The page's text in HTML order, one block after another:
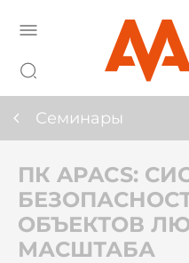
Семинары
ПК APACS:
ОБЪЕКТОВ
МАСШТАБА